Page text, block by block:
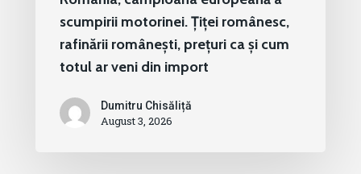
scumpirii motorinei. Țiței românesc,
rafinării românești, prețuri ca și cum
totul ar veni din import
Dumitru Chisăliță
August 3, 2026